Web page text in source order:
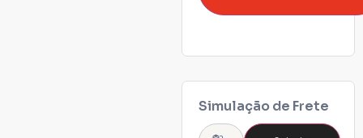
Simulação de Frete